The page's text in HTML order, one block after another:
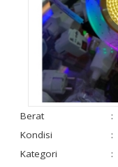
Berat :
Kondisi
:
Kategori
: